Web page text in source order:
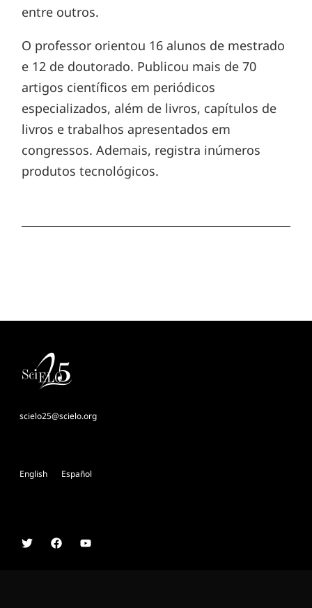
entre outros.
O professor orientou 16 alunos de mestrado
e 12 de doutorado. Publicou mais de 70
artigos científicos em periódicos
especializados, além de livros, capítulos de
livros e trabalhos apresentados em
congressos. Ademais, registra inúmeros
produtos tecnológicos.
scielo25@scielo.org
English Español